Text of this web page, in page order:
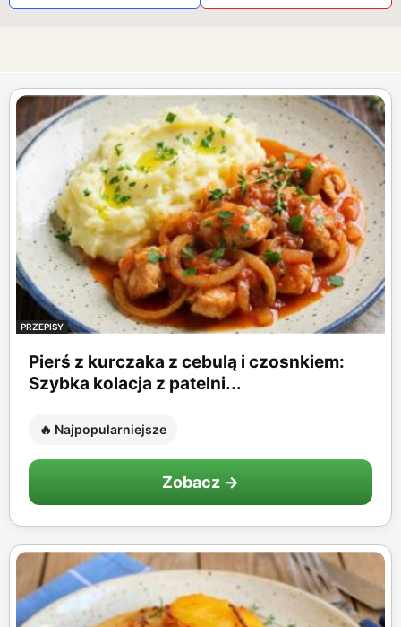
PRZEPISY
Pierś z kurczaka z cebulą i czosnkiem:
Szybka kolacja z patelni...
🔥 Najpopularniejsze
Zobacz →